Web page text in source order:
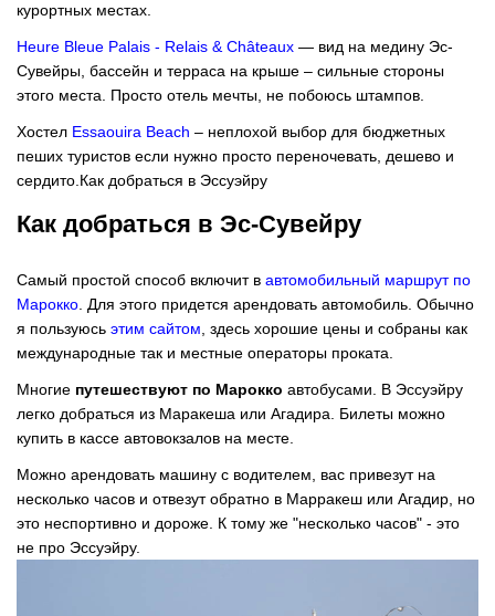
курортных местах.
Heure Bleue Palais - Relais & Châteaux — вид на медину Эс-
Сувейры, бассейн и терраса на крыше – сильные стороны
этого места. Просто отель мечты, не побоюсь штампов.
Хостел Essaouira Beach – неплохой выбор для бюджетных
пеших туристов если нужно просто переночевать, дешево и
сердито.Как добраться в Эссуэйру
Как добраться в Эс-Сувейру
Самый простой способ включит в автомобильный маршрут по
Марокко. Для этого придется арендовать автомобиль. Обычно
я пользуюсь этим сайтом, здесь хорошие цены и собраны как
международные так и местные операторы проката.
Многие путешествуют по Марокко автобусами. В Эссуэйру
легко добраться из Маракеша или Агадира. Билеты можно
купить в кассе автовокзалов на месте.
Можно арендовать машину с водителем, вас привезут на
несколько часов и отвезут обратно в Марракеш или Агадир, но
это неспортивно и дороже. К тому же "несколько часов" - это
не про Эссуэйру.